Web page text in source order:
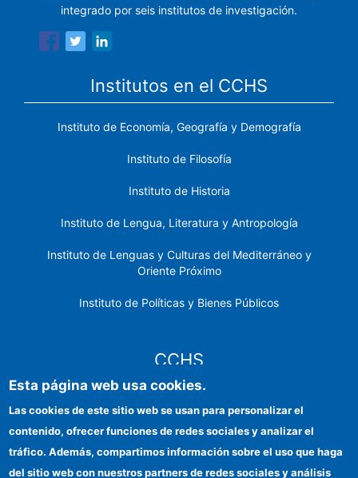
integrado por seis institutos de investigación.
Institutos en el CCHS
Instituto de Economía, Geografía y Demografía
Instituto de Filosofía
Instituto de Historia
Instituto de Lengua, Literatura y Antropología
Instituto de Lenguas y Culturas del Mediterráneo y
Oriente Próximo
Instituto de Políticas y Bienes Públicos
CCHS
Identidad institucional
Esta página web usa cookies.
Las cookies de este sitio web se usan para personalizar el
contenido, ofrecer funciones de redes sociales y analizar el
tráfico. Además, compartimos información sobre el uso que haga
del sitio web con nuestros partners de redes sociales y análisis